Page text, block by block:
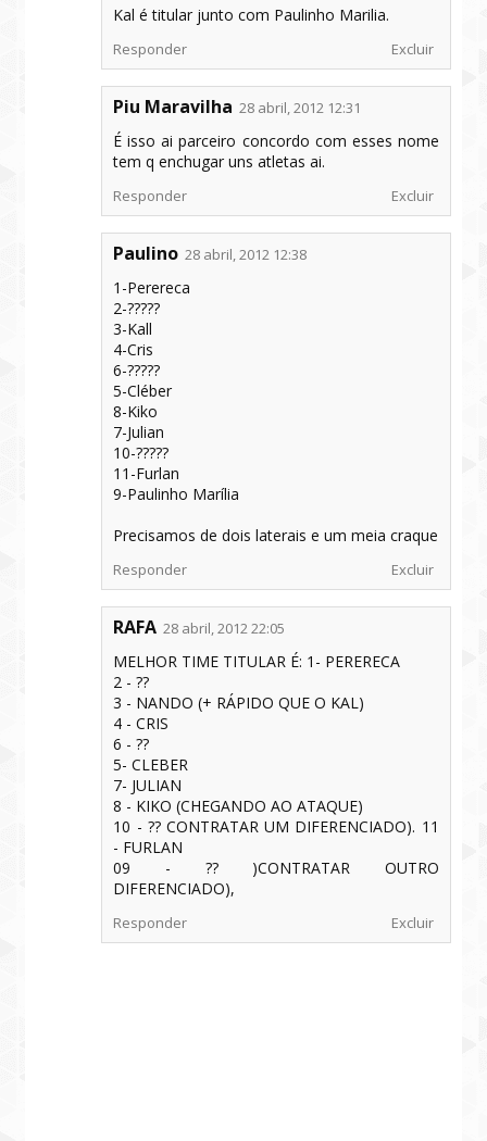
Kal é titular junto com Paulinho Marilia.
Responder Excluir
Piu Maravilha 28 abril, 2012 12:31
É isso ai parceiro concordo com esses nome
tem q enchugar uns atletas ai.
Responder Excluir
Paulino 28 abril, 2012 12:38
1-Perereca
2-?????
3-Kall
4-Cris
6-?????
5-Cléber
8-Kiko
7-Julian
10-?????
11-Furlan
9-Paulinho Marília
Precisamos de dois laterais e um meia craque
Responder Excluir
RAFA 28 abril, 2012 22:05
MELHOR TIME TITULAR É: 1- PERERECA
2 - ??
3 - NANDO (+ RÁPIDO QUE O KAL)
4 - CRIS
6 - ??
5- CLEBER
7- JULIAN
8 - KIKO (CHEGANDO AO ATAQUE)
10 - ?? CONTRATAR UM DIFERENCIADO). 11
- FURLAN
09 - ?? )CONTRATAR OUTRO
DIFERENCIADO),
Responder Excluir